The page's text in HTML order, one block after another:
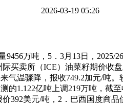
2026-03-19 05:26
万吨，5．3月13日，2025/
买卖所（ICE）油菜籽期价收
温骤降，报收749.2加元/吨
1.122亿吨上调219万吨，截
392美元/吨，2．巴西国度商